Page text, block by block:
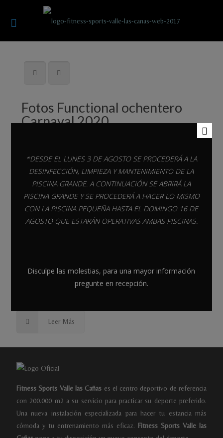
Fotos Functional ochentero
Carnaval 2020
agosto 31, 2022
CURSOS DE NATACIÓN I
Leer Más
Fitness Sports Valle las Cañas es el centro deportivo de referencia
con 200.000 m2 a su servicio para practicar su deporte preferido.
Una nueva instalación especializada para hacer tu estancia más
cómoda y tu entrenamiento más eficaz. Fitness Sports Valle las
*DESDE EL LUNES 3 DE AGOSTO SE PROCEDERÁ A LA
DESINFECCIÓN, LIMPIEZA Y MANTENIMIENTO DE LA
PISCINA GRANDE. A CONTINUACIÓN SE ABRIRÁ LA
PISCINA GRANDE Y SE PROCEDERÁ A HACER LO MISMO
CON LA PISCINA PEQUEÑA HASTA EL DOMINGO 16 DE
AGOSTO QUE ESTARÁN OPERATIVAS AMBAS PISCINAS.
Disculpe las molestias, para una mayor información
pregunte en recepción.